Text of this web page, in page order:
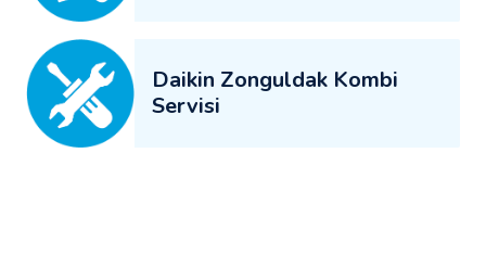
Daikin Zonguldak Kombi
Servisi